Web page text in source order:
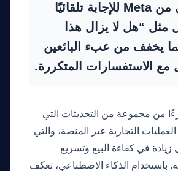
الاصطناعي من Meta للإجابة تلقائيًا
مثل “هل لا يزال هذا
يخفف من عبء البائعين
مع الاستفسارات المتكررة.
من مجموعة من التحديثات التي
التجارية عبر المنصة، والتي
في كفاءة البيع وتسريع
باستخدام الذكاء الاصطناعي، تعكف